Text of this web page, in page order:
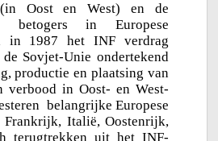
Oost en West) en de
betogers in Europese
in 1987 het INF verdrag
Sovjet-Unie ondertekend
productie en plaatsing van
verbood in Oost- en West-
belangrijke Europese
Frankrijk, Italië, Oostenrijk,
terugtrekken uit het INF-